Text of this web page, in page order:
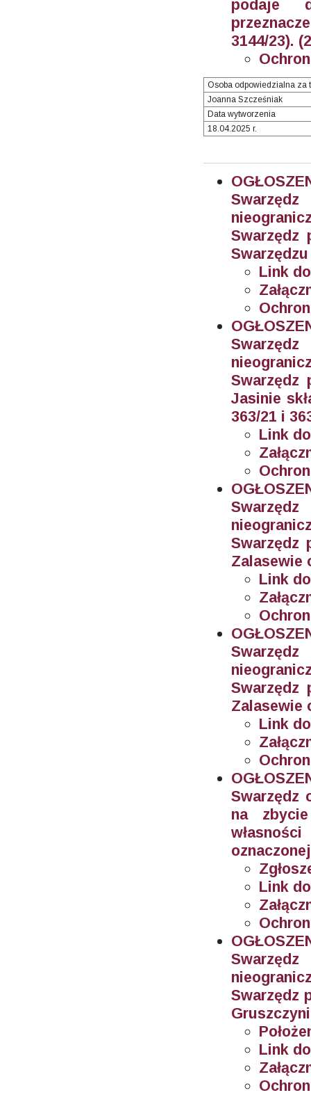
podaje
3144/23).
Osoba odpowiedzialna za
Joanna Szcześniak
Data wytworzenia
18.04.2025 r.
Swarzędz
Link
Swarzędz
Jasinie
363/21 i
Link
Swarzędz
Zalasewie
Link
Swarzędz
Zalasewie
Link
Swarzędz
na
Link
Swarzędz
Link